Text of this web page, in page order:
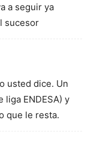
a seguir ya
sucesor
usted dice. Un
ENDESA) y
que le resta.